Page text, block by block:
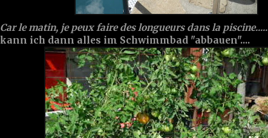
Car le matin, je peux faire des longueurs dans la piscine.....
kann ich dann alles im Schwimmbad "abbauen"....